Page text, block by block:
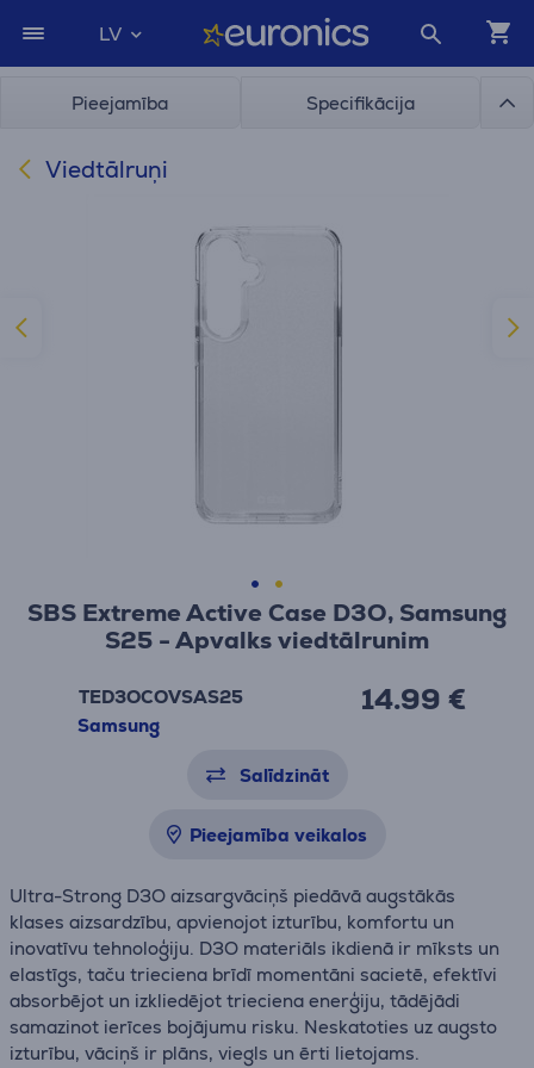
LV
Pieejamība Specifikācija
Viedtālruņi
SBS Extreme Active Case D3O, Samsung
S25 - Apvalks viedtālrunim
TED3OCOVSAS25
Samsung
14.99 €
Salīdzināt
Pieejamība veikalos
Ultra-Strong D3O aizsargvāciņš piedāvā augstākās
klases aizsardzību, apvienojot izturību, komfortu un
inovatīvu tehnoloģiju. D3O materiāls ikdienā ir mīksts un
elastīgs, taču trieciena brīdī momentāni sacietē, efektīvi
absorbējot un izkliedējot trieciena enerģiju, tādējādi
samazinot ierīces bojājumu risku. Neskatoties uz augsto
izturību, vāciņš ir plāns, viegls un ērti lietojams.